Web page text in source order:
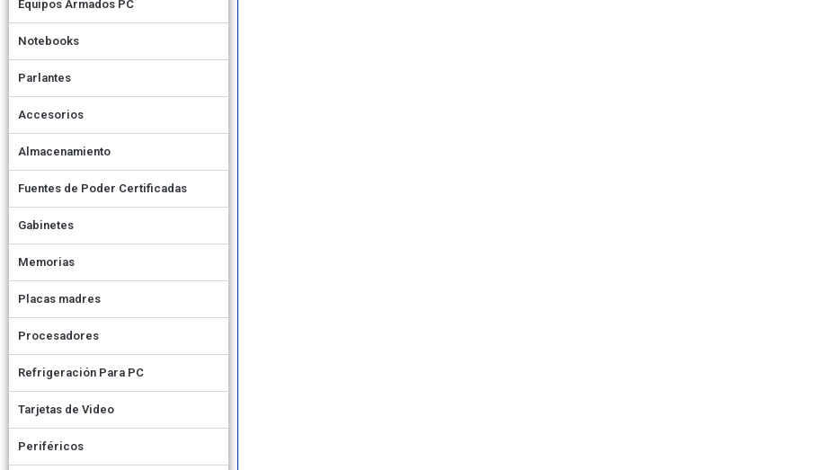
Equipos Armados PC
Notebooks
Parlantes
Accesorios
Almacenamiento
Fuentes de Poder Certificadas
Gabinetes
Memorias
Placas madres
Procesadores
Refrigeración Para PC
Tarjetas de Video
Periféricos